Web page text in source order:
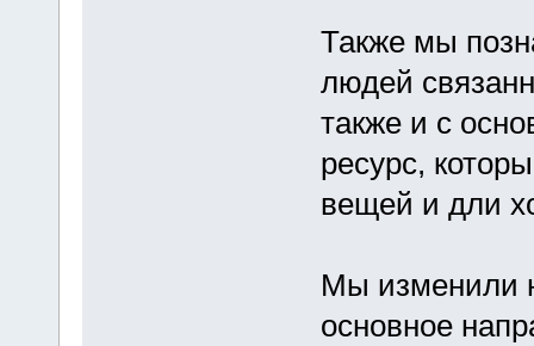
Также мы
людей
также и с
ресурс,
вещей и дли
Мы изменили
основное